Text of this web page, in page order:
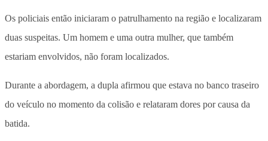
Os policiais então iniciaram o patrulhamento na região e localizaram
duas suspeitas. Um homem e uma outra mulher, que também
estariam envolvidos, não foram localizados.
Durante a abordagem, a dupla afirmou que estava no banco traseiro
do veículo no momento da colisão e relataram dores por causa da
batida.